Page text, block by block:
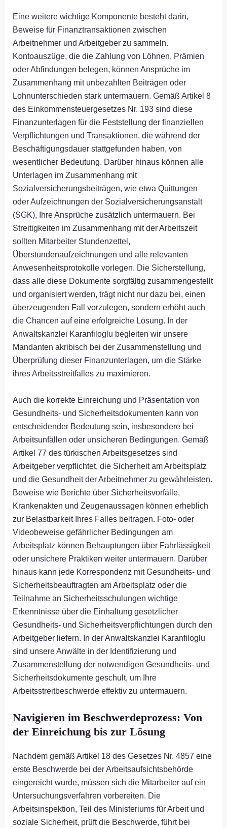
Eine weitere wichtige Komponente besteht darin,
Beweise für Finanztransaktionen zwischen
Arbeitnehmer und Arbeitgeber zu sammeln.
Kontoauszüge, die die Zahlung von Löhnen, Prämien
oder Abfindungen belegen, können Ansprüche im
Zusammenhang mit unbezahlten Beiträgen oder
Lohnunterschieden stark untermauern. Gemäß Artikel 8
des Einkommensteuergesetzes Nr. 193 sind diese
Finanzunterlagen für die Feststellung der finanziellen
Verpflichtungen und Transaktionen, die während der
Beschäftigungsdauer stattgefunden haben, von
wesentlicher Bedeutung. Darüber hinaus können alle
Unterlagen im Zusammenhang mit
Sozialversicherungsbeiträgen, wie etwa Quittungen
oder Aufzeichnungen der Sozialversicherungsanstalt
(SGK), Ihre Ansprüche zusätzlich untermauern. Bei
Streitigkeiten im Zusammenhang mit der Arbeitszeit
sollten Mitarbeiter Stundenzettel,
Überstundenaufzeichnungen und alle relevanten
Anwesenheitsprotokolle vorlegen. Die Sicherstellung,
dass alle diese Dokumente sorgfältig zusammengestellt
und organisiert werden, trägt nicht nur dazu bei, einen
überzeugenden Fall vorzulegen, sondern erhöht auch
die Chancen auf eine erfolgreiche Lösung. In der
Anwaltskanzlei Karanfiloglu begleiten wir unsere
Mandanten akribisch bei der Zusammenstellung und
Überprüfung dieser Finanzunterlagen, um die Stärke
ihres Arbeitsstreitfalles zu maximieren.
Auch die korrekte Einreichung und Präsentation von
Gesundheits- und Sicherheitsdokumenten kann von
entscheidender Bedeutung sein, insbesondere bei
Arbeitsunfällen oder unsicheren Bedingungen. Gemäß
Artikel 77 des türkischen Arbeitsgesetzes sind
Arbeitgeber verpflichtet, die Sicherheit am Arbeitsplatz
und die Gesundheit der Arbeitnehmer zu gewährleisten.
Beweise wie Berichte über Sicherheitsvorfälle,
Krankenakten und Zeugenaussagen können erheblich
zur Belastbarkeit Ihres Falles beitragen. Foto- oder
Videobeweise gefährlicher Bedingungen am
Arbeitsplatz können Behauptungen über Fahrlässigkeit
oder unsichere Praktiken weiter untermauern. Darüber
hinaus kann jede Korrespondenz mit Gesundheits- und
Sicherheitsbeauftragten am Arbeitsplatz oder die
Teilnahme an Sicherheitsschulungen wichtige
Erkenntnisse über die Einhaltung gesetzlicher
Gesundheits- und Sicherheitsverpflichtungen durch den
Arbeitgeber liefern. In der Anwaltskanzlei Karanfiloglu
sind unsere Anwälte in der Identifizierung und
Zusammenstellung der notwendigen Gesundheits- und
Sicherheitsdokumente geschult, um Ihre
Arbeitsstreitbeschwerde effektiv zu untermauern.
Navigieren im Beschwerdeprozess: Von
der Einreichung bis zur Lösung
Nachdem gemäß Artikel 18 des Gesetzes Nr. 4857 eine
erste Beschwerde bei der Arbeitsaufsichtsbehörde
eingereicht wurde, müssen sich die Mitarbeiter auf ein
Untersuchungsverfahren vorbereiten. Die
Arbeitsinspektion, Teil des Ministeriums für Arbeit und
soziale Sicherheit, prüft die Beschwerde, führt bei